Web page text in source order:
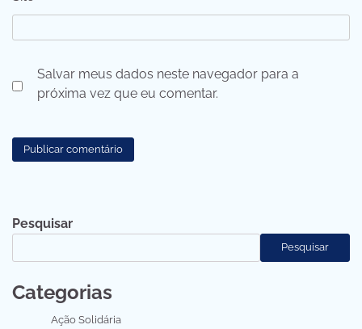
Salvar meus dados neste navegador para a
próxima vez que eu comentar.
Pesquisar
Pesquisar
Categorias
Ação Solidária